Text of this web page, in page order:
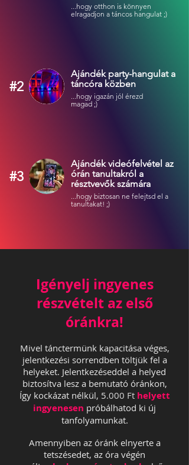
...hogy otthon is könnyen
elragadjon a táncos hangulat ;)​
#2
Ajándék party-hangulat a
táncóra közben
...hogy igazán jól érezd
magad ;)​
#3
Ajándék videófelvétel az
órán tanultakról a
résztvevők számára
...hogy biztosan ne felejtsd el a
tanultakat! ;)
Igényelj ingyenes
részvételt az első
óránkra!
Mivel tánctermünk kapacitása véges,
jelentkezési sorrendben töltjük fel a
helyeket. Jelentkezéseddel a helyed
biztosítva lesz a bemutató óránkon,
Így kockázat nélkül, 5.000 Fthelyett
ingyenesen próbálhatod ki új
tanfolyamunkat.
Amennyiben az óránk elnyerte a
tetszésedet, az óra végén